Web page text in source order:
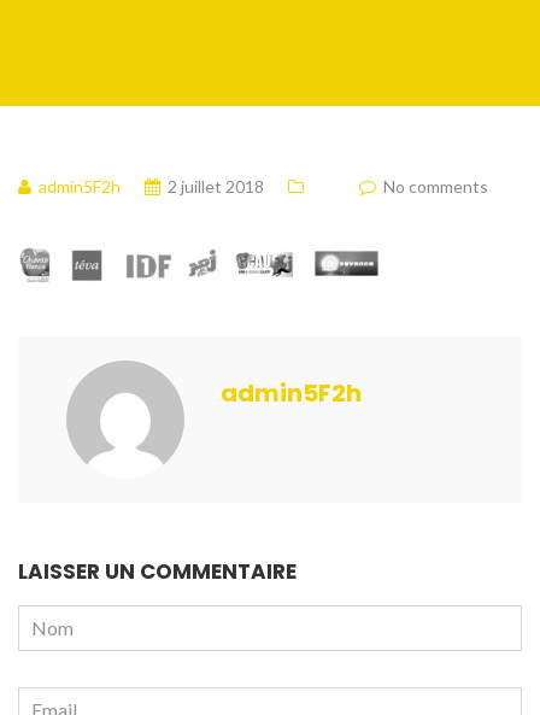
admin5F2h 2 juillet 2018 No comments
admin5F2h
LAISSER UN COMMENTAIRE